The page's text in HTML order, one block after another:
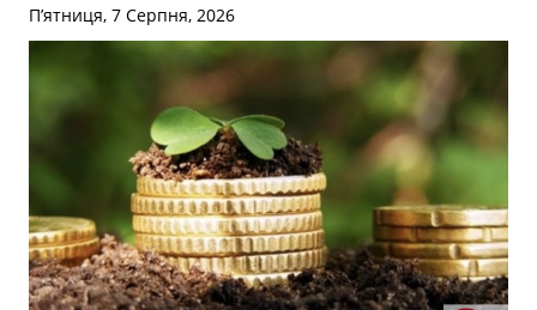
П’ятниця, 7 Серпня, 2026